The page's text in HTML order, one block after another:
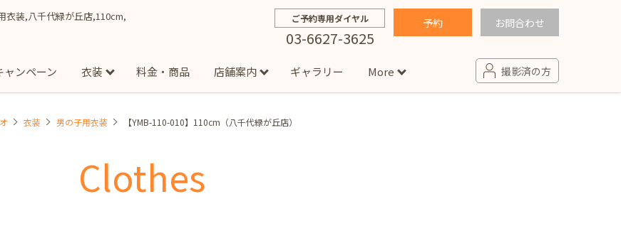
衣装,八千代緑が丘店,110cm, ご予約専用ダイヤル
03-6627-3625
予約 お問合わせ
成人式フォト マタニティフォト
ャンペーン 衣装
七五三着物(男の子) 1/2成人式着物(女の子)
フォーマル衣装(男の子) 祝い着
料金・商品 店舗案内
吉祥寺店 イオンモール多摩平の森店
ギャラリー More 撮影済の方
衣装 男の子用衣装 【YMB-110-010】110cm（八千代緑が丘店）
Clothes